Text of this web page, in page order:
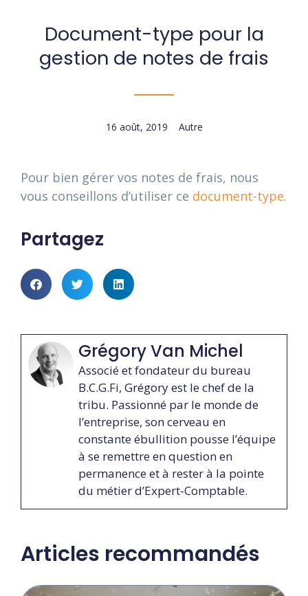
Document-type pour la
gestion de notes de frais
16 août, 2019 Autre
Pour bien gérer vos notes de frais, nous
vous conseillons d’utiliser ce document-type.
Partagez
Grégory Van Michel
Associé et fondateur du bureau
B.C.G.Fi, Grégory est le chef de la
tribu. Passionné par le monde de
l’entreprise, son cerveau en
constante ébullition pousse l’équipe
à se remettre en question en
permanence et à rester à la pointe
du métier d’Expert-Comptable.
Articles recommandés